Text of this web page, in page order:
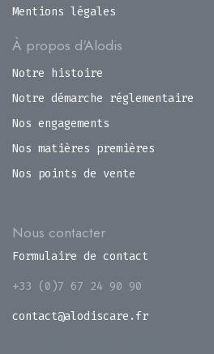
Mentions légales
À propos d'Alodis
Notre histoire
Notre démarche réglementaire
Nos engagements
Nos matières premières
Nos points de vente
Nous contacter
Formulaire de contact
+33 (0)7 67 24 90 90
contact@alodiscare.fr